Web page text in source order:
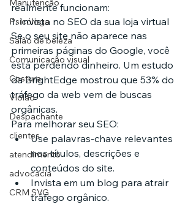
Manutenção
Psicóloga
Salão de beleza
Comunicação visual
Costura
Violão
Despachante
clientes
atendimento
advocacia
CRM SVG
realmente funcionam:
1. Invista no SEO da sua loja virtual
Se o seu site não aparece nas
primeiras páginas do Google, você
está perdendo dinheiro. Um estudo
da BrightEdge mostrou que 53% do
tráfego da web vem de buscas
orgânicas.
Para melhorar seu SEO:
Use palavras-chave relevantes
nos títulos, descrições e
conteúdos do site.
Invista em um blog para atrair
tráfego orgânico.